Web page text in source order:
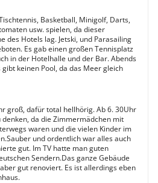
Basketball, Minigolf, Darts,
usw. spielen, da dieser
des Hotels lag. Jetski, und Parasailing
Es gab einen großen Tennisplatz
in der Hotelhalle und der Bar. Abends
keinen Pool, da das Meer gleich
groß, dafür total hellhörig. Ab 6. 30Uhr
da die Zimmermädchen mit
waren und die vielen Kinder im
und ordentlich war alles auch
gut. Im TV hatte man guten
Sendern.Das ganze Gebäude
gut renoviert. Es ist allerdings eben